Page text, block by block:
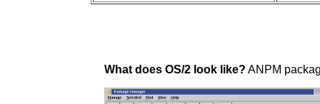
What does OS/2 look like? ANPM